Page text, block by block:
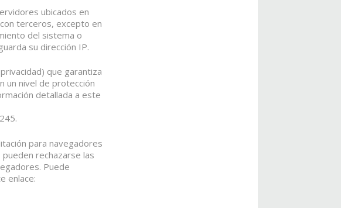
ubicados en
terceros, excepto en
del sistema o
su dirección IP.
que garantiza
un nivel de protección
detallada a este
para navegadores
rechazarse las
Puede
enlace: